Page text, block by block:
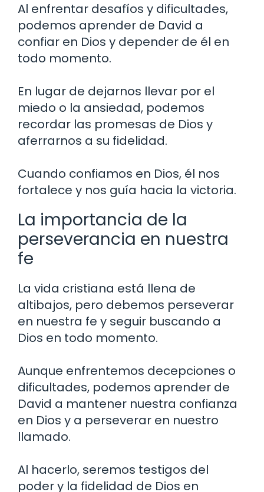
Al enfrentar desafíos y dificultades,
podemos aprender de David a
confiar en Dios y depender de él en
todo momento.
En lugar de dejarnos llevar por el
miedo o la ansiedad, podemos
recordar las promesas de Dios y
aferrarnos a su fidelidad.
Cuando confiamos en Dios, él nos
fortalece y nos guía hacia la victoria.
La importancia de la
perseverancia en nuestra
fe
La vida cristiana está llena de
altibajos, pero debemos perseverar
en nuestra fe y seguir buscando a
Dios en todo momento.
Aunque enfrentemos decepciones o
dificultades, podemos aprender de
David a mantener nuestra confianza
en Dios y a perseverar en nuestro
llamado.
Al hacerlo, seremos testigos del
poder y la fidelidad de Dios en